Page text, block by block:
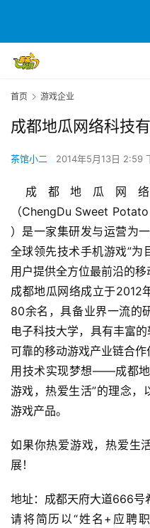
首
游
茶
原
创
游
戏
业
界
手
机
戏
机
游
首页 游戏企业
成都地瓜网络科技
茶馆小二 2014年5月13日 2:59
成都地瓜网
（ChengDu Sweet
）是一家集研发与运营为
全球领先技术手机游戏”为
用户提供全方位最前沿的移
成都地瓜网络成立于2012
80余名，具备业界一流的
电子科技大学，具有丰富
可靠的移动游戏产业链合作
用技术实现梦想——成都地
游戏，热爱生活”的理念，
游戏产品。
如果你热爱游戏，热爱生
展！
地址：成都天府大道666
请将简历以“姓名+应聘